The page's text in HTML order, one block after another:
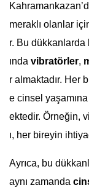
meraklı olanlar
r. Bu
ında vibratörler,
r almaktadır. Her
e cinsel
ektedir. Örneğin,
ı, her bireyin
Ayrıca, bu
aynı zamanda